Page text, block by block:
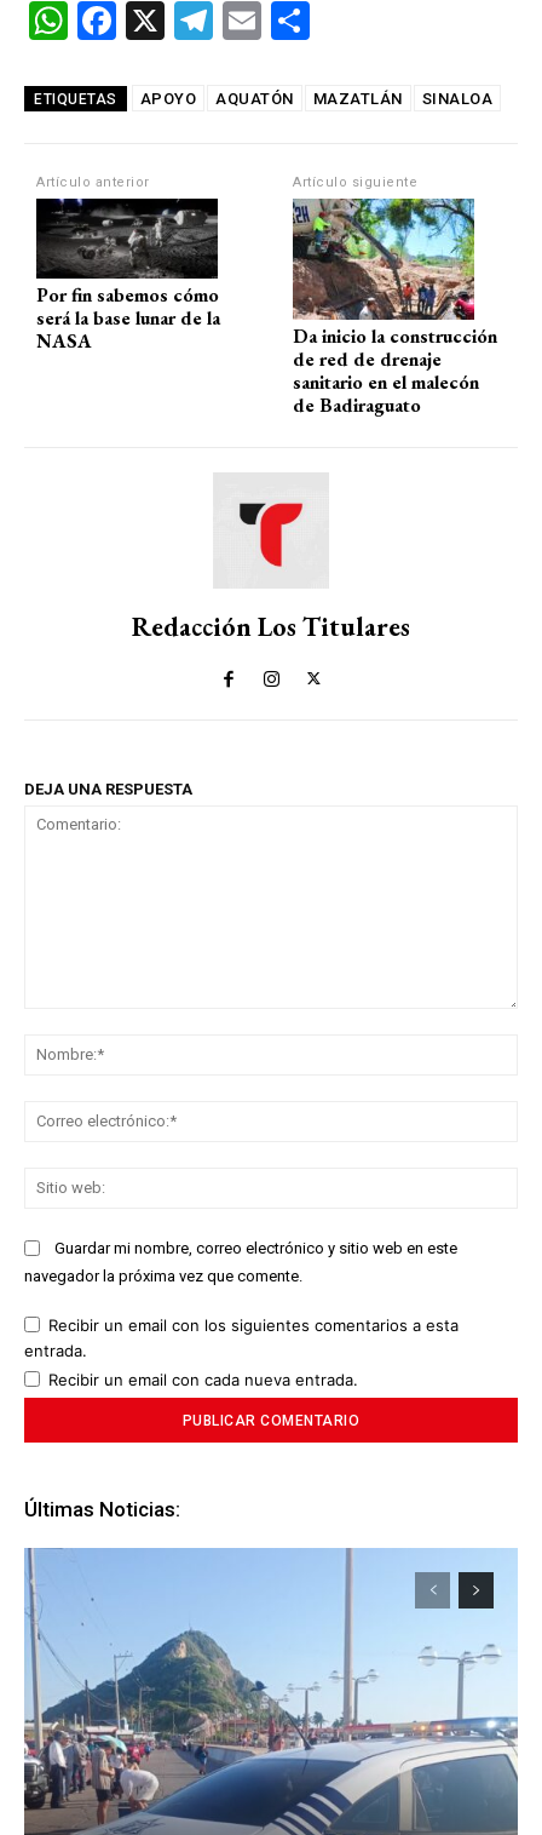
W
at
A
p
p
F
ce
o
o
k
X
T
e
m
E
ail m
ar
tir
ETIQUETAS APOYO AQUATÓN MAZATLÁN SINALOA
Artículo anterior
Por fin sabemos cómo
será la base lunar de la
NASA
Artículo siguiente
Da inicio la construcción
de red de drenaje
sanitario en el malecón
de Badiraguato
Redacción Los Titulares
DEJA UNA RESPUESTA
Guardar mi nombre, correo electrónico y sitio web en este
navegador la próxima vez que comente.
Recibir un email con los siguientes comentarios a esta
entrada.
Recibir un email con cada nueva entrada.
Últimas Noticias: